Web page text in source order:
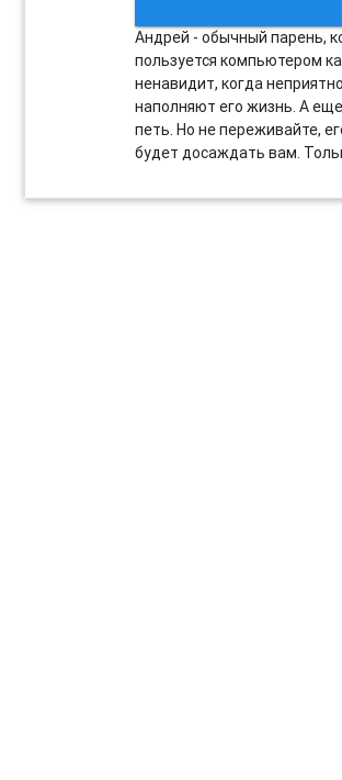
Андрей - обычный парень,
пользуется компьютером
ненавидит, когда
наполняют его жизнь. А
петь. Но не переживайте,
будет досаждать вам.